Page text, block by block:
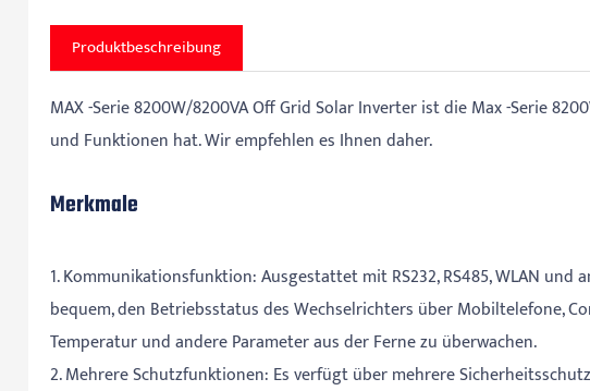
Produktbeschreibung
MAX -Serie 8200W/8200VA Off Grid Solar Inverter ist die Max -Serie
und Funktionen hat. Wir empfehlen es Ihnen daher.
Merkmale
1. Kommunikationsfunktion: Ausgestattet mit RS232, RS485, WLAN
bequem, den Betriebsstatus des Wechselrichters über Mobiltelefone,
Temperatur und andere Parameter aus der Ferne zu überwachen.
2. Mehrere Schutzfunktionen: Es verfügt über mehrere